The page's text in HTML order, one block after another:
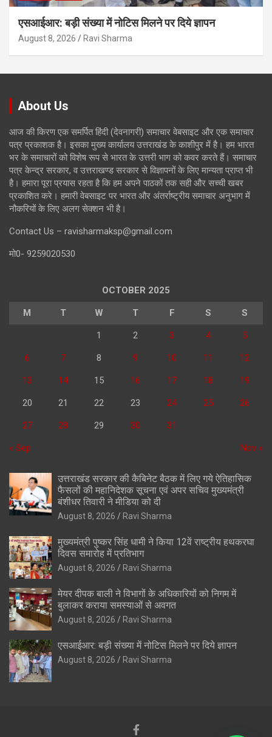
एसआईआर: बड़ी संख्या में नोटिस मिलने पर दिये ज्ञापन
August 8, 2026 Ravi Sharma
About Us
आज की किरण एक समर्पित हिंदी (देवनागरी) समाचार वेबसाइट और एक समाचार
पत्र प्रकाशक है। इसका मुख्य कार्यालय उत्तराखंड के काशीपुर में है। हम भारत
भर के समाचारों को विशेष रूप से भारत के उत्तरी भाग को कवर करते हैं। समाचार
पत्र केन्द्र सरकार, व उत्तराखण्ड सरकार से विज्ञापनों के लिए मान्यता प्राप्त भी
है। हमारा पूरा प्रयास रहता है कि हम अपने पाठकों तक सही और सच्ची खबर
प्रकाशित करे। हमारी वेबसाइट पर भारत और अंतर्राष्ट्रीय समाचार अनुभाग में
नौकरियों के लिए अलग सेक्शन भी है।
Contact Us – ravisharmaksp@gmail.com
मो0- 9259020530
OCTOBER 2025
M T W T F S S
1 2 3 4 5
6 7 8 9 10 11 12
13 14 15 16 17 18 19
20 21 22 23 24 25 26
27 28 29 30 31
« Sep Nov »
उत्तराखंड सरकार की कैबिनेट बैठक में लिए गये ऐतिहासिक
फैसलों की महानिदेशक सूचना एवं अपर सचिव मुख्यमंत्री
बंशीधर तिवारी ने मीडिया को दी
August 8, 2026 Ravi Sharma
मुख्यमंत्री पुष्कर सिंह धामी ने किया 12वें राष्ट्रीय हथकरघा
दिवस समारोह में प्रतिभाग
August 8, 2026 Ravi Sharma
मेयर दीपक बाली ने विभागों के अधिकारियों को निगम में
बुलाकर कराया समस्याओं से अवगत
August 8, 2026 Ravi Sharma
एसआईआर: बड़ी संख्या में नोटिस मिलने पर दिये ज्ञापन
August 8, 2026 Ravi Sharma